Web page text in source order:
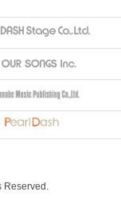
Reserved.